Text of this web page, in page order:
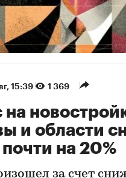
15:39 1 369
на
и области
почти на 20%
за счет